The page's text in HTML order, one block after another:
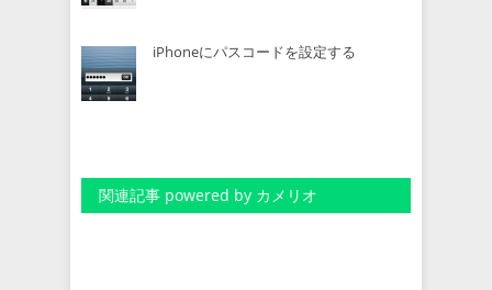
iPhoneにパスコードを設定する
関連記事 powered by カメリオ